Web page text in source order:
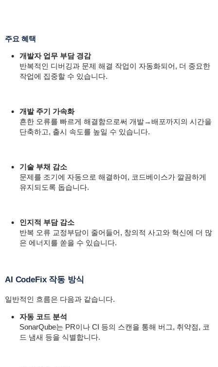
주요 혜택
개발자 업무 부담 경감
반복적인 디버깅과 문제 해결 작업이 자동화되어, 더 중요한
작업에 집중할 수 있습니다.
개발 주기 가속화
흔한 오류를 빠르게 해결함으로써 개발→배포까지의 시간을
단축하고, 출시 속도를 높일 수 있습니다.
기술 부채 감소
문제를 조기에 자동으로 해결하여, 코드베이스가 깔끔하게
유지되도록 돕습니다.
인지적 부담 감소
반복 오류 교정부담이 줄어들어, 창의적 사고와 혁신에 더 많
은 에너지를 쏟을 수 있습니다.
AI CodeFix 작동 방식
일반적인 흐름은 다음과 같습니다.
자동 코드 분석
SonarQube는 PR이나 CI 등의 스캔을 통해 버그, 취약점, 코
드 냄새 등을 식별합니다.